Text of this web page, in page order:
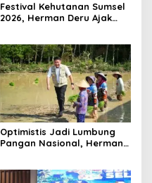
Festival Kehutanan Sumsel
2026, Herman Deru Ajak
Optimistis Jadi Lumbung
Pangan Nasional, Herman
Juta Ton